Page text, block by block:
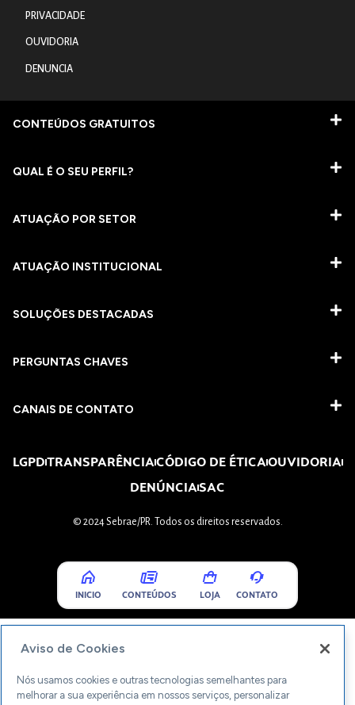
PRIVACIDADE
OUVIDORIA
DENUNCIA
CONTEÚDOS GRATUITOS
QUAL É O SEU PERFIL?
ATUAÇÃO POR SETOR
ATUAÇÃO INSTITUCIONAL
SOLUÇÕES DESTACADAS
PERGUNTAS CHAVES​
CANAIS DE CONTATO
LGPDTRANSPARÊNCIACÓDIGO DE ÉTICAOUVIDORIA
DENÚNCIASAC
© 2024 Sebrae/PR. Todos os direitos reservados.
INICIO CONTEÚDOS LOJA CONTATO
Aviso de Cookies
Nós usamos cookies e outras tecnologias semelhantes para
melhorar a sua experiência em nossos serviços, personalizar